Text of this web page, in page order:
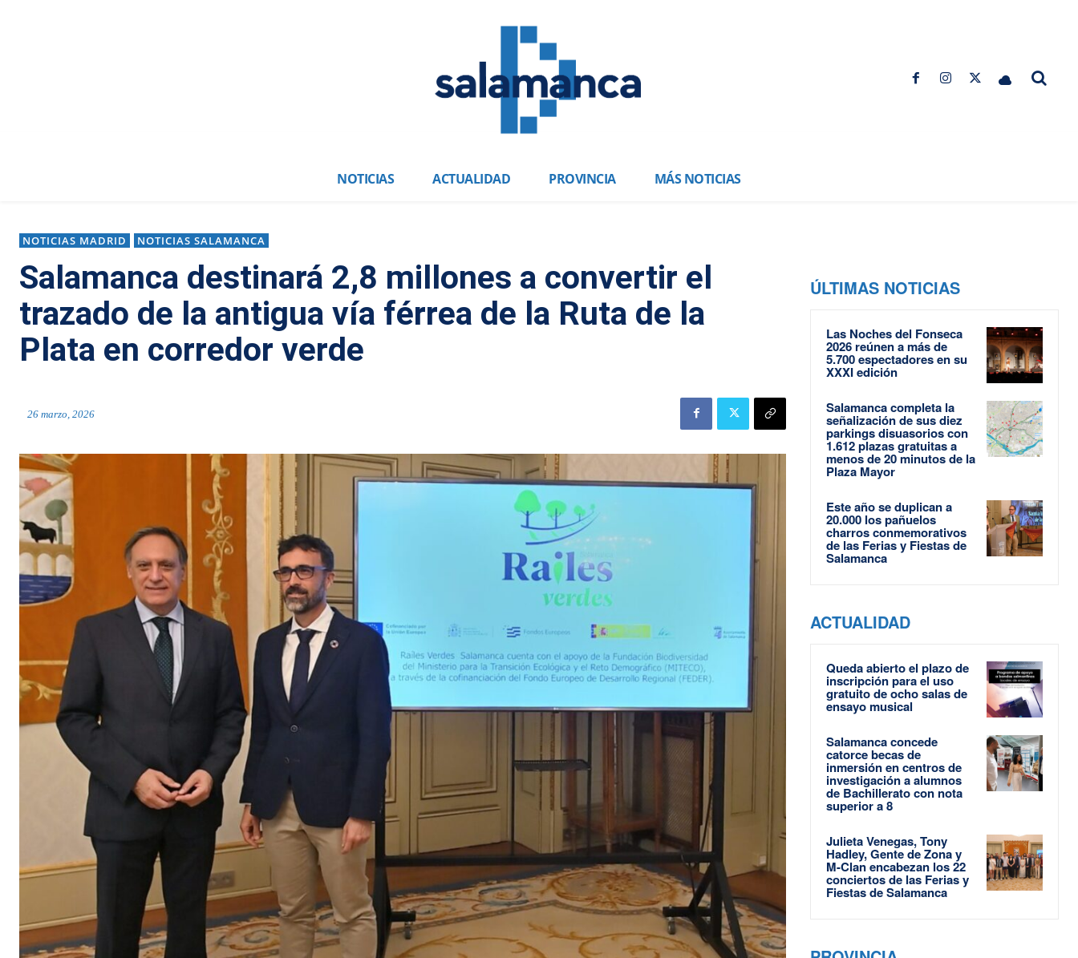
NOTICIAS ACTUALIDAD PROVINCIA MÁS NOTICIAS
NOTICIAS MADRID NOTICIAS SALAMANCA
Salamanca destinará 2,8 millones a convertir el
trazado de la antigua vía férrea de la Ruta de la
Plata en corredor verde
26 marzo, 2026
ÚLTIMAS NOTICIAS
Las Noches del Fonseca
2026 reúnen a más de
5.700 espectadores en su
XXXI edición
Salamanca completa la
señalización de sus diez
parkings disuasorios con
1.612 plazas gratuitas a
menos de 20 minutos de la
Plaza Mayor
Este año se duplican a
20.000 los pañuelos
charros conmemorativos
de las Ferias y Fiestas de
Salamanca
ACTUALIDAD
Queda abierto el plazo de
inscripción para el uso
gratuito de ocho salas de
ensayo musical
Salamanca concede
catorce becas de
inmersión en centros de
investigación a alumnos
de Bachillerato con nota
superior a 8
Julieta Venegas, Tony
Hadley, Gente de Zona y
M-Clan encabezan los 22
conciertos de las Ferias y
Fiestas de Salamanca